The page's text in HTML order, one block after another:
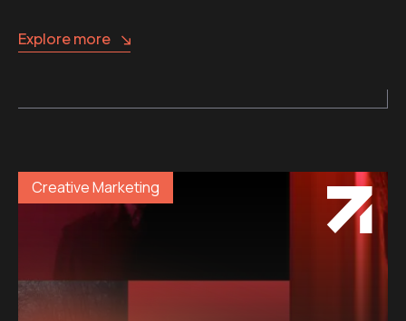
Explore more
Creative Marketing